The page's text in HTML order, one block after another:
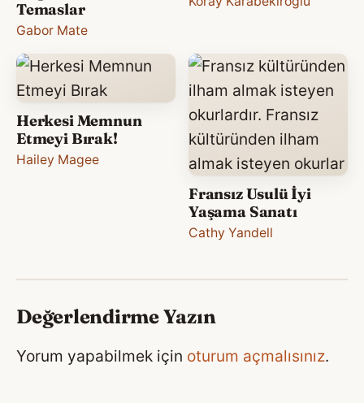
Temaslar
Gabor Mate
Herkesi Memnun
Etmeyi Bırak!
Hailey Magee
Fransız Usulü İyi
Yaşama Sanatı
Cathy Yandell
Değerlendirme Yazın
Yorum yapabilmek için oturum açmalısınız.